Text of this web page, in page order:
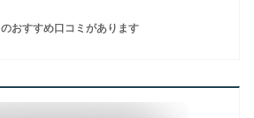
のおすすめ口コミがあります